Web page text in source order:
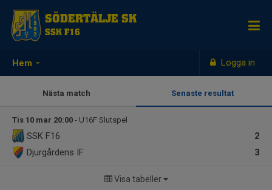
Hem Logga in
SÖDERTÄLJE SK
SSK F16
Nästa match Senaste resultat
Tis 10 mar 20:00 - U16F Slutspel
2
SSK F16
3
Djurgårdens IF
Visa tabeller